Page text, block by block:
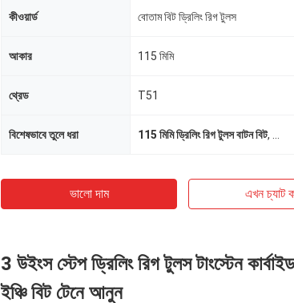
কীওয়ার্ড বোতাম বিট ড্রিলিং রিগ টুলস
আকার 115 মিমি
থ্রেড T51
বিশেষভাবে তুলে ধরা 115 মিমি ড্রিলিং রিগ টুলস বাটন বিট,
ভালো দাম এখন চ্যাট
3 উইংস স্টেপ ড্রিলিং রিগ টুলস টাংস্টেন
ইঞ্চি বিট টেনে আনুন